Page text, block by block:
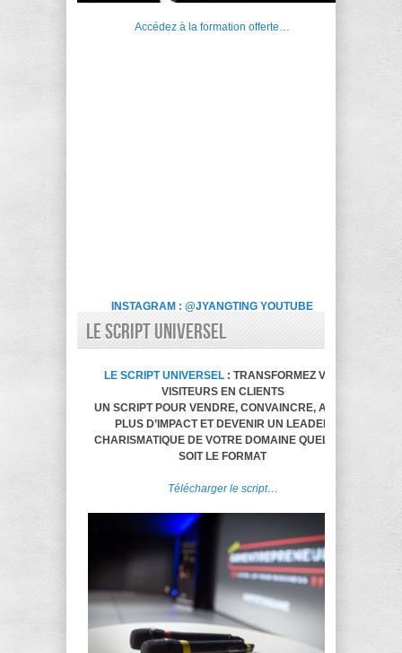
Accédez à la formation offerte…
INSTAGRAM : @JYANGTING YOUTUBE
LE SCRIPT UNIVERSEL
LE SCRIPT UNIVERSEL : TRANSFORMEZ VOS
VISITEURS EN CLIENTS
UN SCRIPT POUR VENDRE, CONVAINCRE, AVOIR
PLUS D’IMPACT ET DEVENIR UN LEADER
CHARISMATIQUE DE VOTRE DOMAINE QUELQUE
SOIT LE FORMAT
Télécharger le script…